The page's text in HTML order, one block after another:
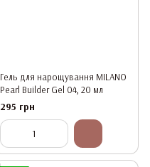
Гель для нарощування MILANO
Pearl Builder Gel 04, 20 мл
295 грн